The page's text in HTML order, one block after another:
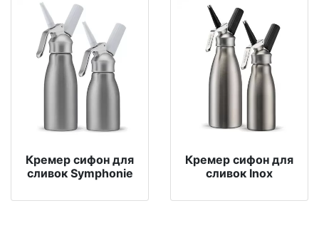
Кремер сифон для
сливок Symphonie
Кремер сифон для
сливок Inox